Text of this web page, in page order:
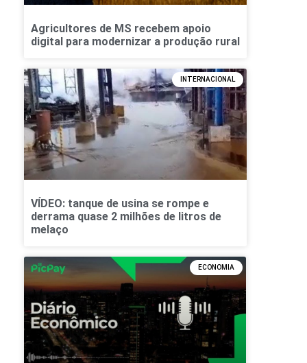
Agricultores de MS recebem apoio
digital para modernizar a produção rural
INTERNACIONAL
VÍDEO: tanque de usina se rompe e
derrama quase 2 milhões de litros de
melaço
ECONOMIA